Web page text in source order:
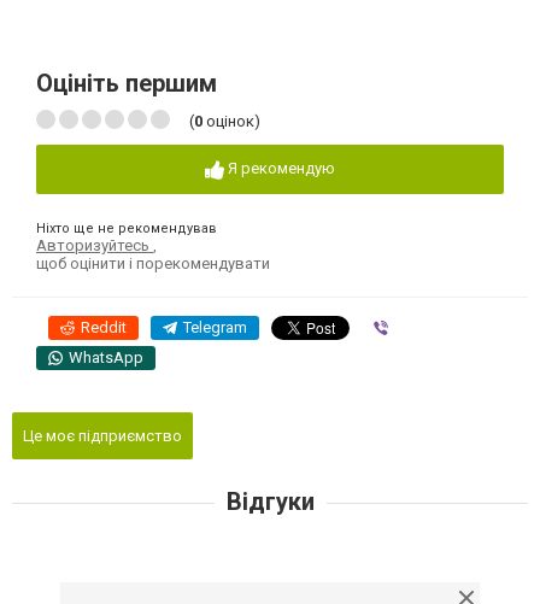
Оцініть першим
(0 оцінок)
Я рекомендую
Ніхто ще не рекомендував
Авторизуйтесь
щоб оцінити і порекомендувати
Reddit Telegram
WhatsApp
Це моє підприємство
Відгуки